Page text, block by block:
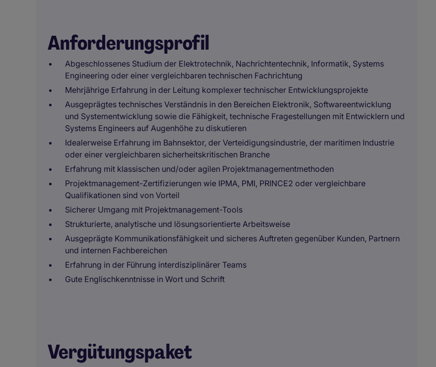
Anforderungsprofil
Abgeschlossenes Studium der Elektrotechnik, Nachrichtentechnik, Informatik, Systems
Engineering oder einer vergleichbaren technischen Fachrichtung
Mehrjährige Erfahrung in der Leitung komplexer technischer Entwicklungsprojekte
Ausgeprägtes technisches Verständnis in den Bereichen Elektronik, Softwareentwicklung
und Systementwicklung sowie die Fähigkeit, technische Fragestellungen mit Entwicklern und
Systems Engineers auf Augenhöhe zu diskutieren
Idealerweise Erfahrung im Bahnsektor, der Verteidigungsindustrie, der maritimen Industrie
oder einer vergleichbaren sicherheitskritischen Branche
Erfahrung mit klassischen und/oder agilen Projektmanagementmethoden
Projektmanagement-Zertifizierungen wie IPMA, PMI, PRINCE2 oder vergleichbare
Qualifikationen sind von Vorteil
Sicherer Umgang mit Projektmanagement-Tools
Strukturierte, analytische und lösungsorientierte Arbeitsweise
Ausgeprägte Kommunikationsfähigkeit und sicheres Auftreten gegenüber Kunden, Partnern
und internen Fachbereichen
Erfahrung in der Führung interdisziplinärer Teams
Gute Englischkenntnisse in Wort und Schrift
Vergütungspaket